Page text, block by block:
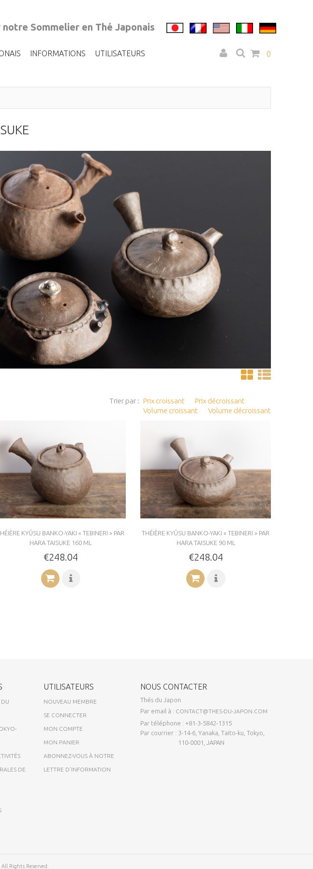
Sommelier en Thé Japonais
0
INFORMATIONS UTILISATEURS
Prix croissant
Prix décroissant
Volume croissant
Volume décroissant
Trier par :
KYÛSU BANKO-YAKI « TEBINERI » PAR
HARA TAISUKE 160 ML
€248.04
THÉIÈRE KYÛSU BANKO-YAKI « TEBINERI » PAR
HARA TAISUKE 90 ML
€248.04
DU
DE
UTILISATEURS
NOUVEAU MEMBRE
SE CONNECTER
MON COMPTE
MON PANIER
ABONNEZ-VOUS À NOTRE
LETTRE D'INFORMATION
NOUS CONTACTER
Thés du Japon
Par email à : CONTACT@THES-DU-JAPON.COM
Par téléphone : +81-3-5842-1315
Par courrier : 3-14-6, Yanaka, Taito-ku, Tokyo,
110-0001, JAPAN
Rights Reserved.